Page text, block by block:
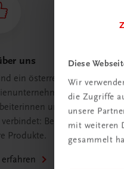
Diese
Wir
die Zugriffe
unsere
mit weiteren
gesammelt
uns
ein österreichisches
mit 75
und Mitarbeitern,
verbindet: Begeisterung für
Produkte.